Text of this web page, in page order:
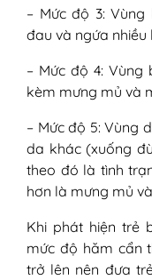
– Mức độ 3:
đau và ngứa nhiều
– Mức độ 4:
kèm mưng mủ và
– Mức độ 5: Vùng
da khác (xuống
theo đó là tình
hơn là mưng mủ
Khi phát hiện trẻ
mức độ hăm cẩn
trở lên nên đưa